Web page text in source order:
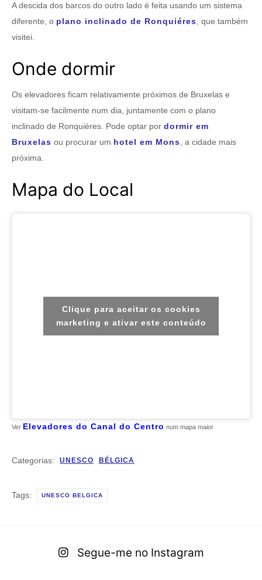
A descida dos barcos do outro lado é feita usando um sistema
diferente, o plano inclinado de Ronquiéres , que também
visitei.
Onde dormir
Os elevadores ficam relativamente próximos de Bruxelas e
visitam-se facilmente num dia, juntamente com o plano
inclinado de Ronquiéres. Pode optar por dormir em
Bruxelas ou procurar um hotel em Mons , a cidade mais
próxima.
Mapa do Local
Clique para aceitar os cookies
marketing e ativar este conteúdo
Ver Elevadores do Canal do Centro num mapa maior
Categorias: UNESCO BÉLGICA
Tags: UNESCO BELGICA
Segue-me no Instagram